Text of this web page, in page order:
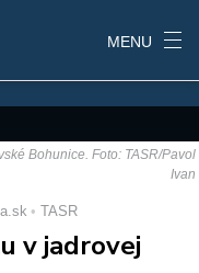
MENU
Bohunice. Foto: TASR/Pavol
Ivan
TASR
v jadrovej